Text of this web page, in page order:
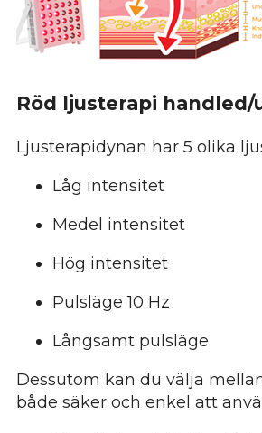
Röd ljusterapi
Ljusterapidynan har 5 olika
Låg intensitet
Medel intensitet
Hög intensitet
Pulsläge 10 Hz
Långsamt pulsläge
Dessutom kan du välja
både säker och enkel att